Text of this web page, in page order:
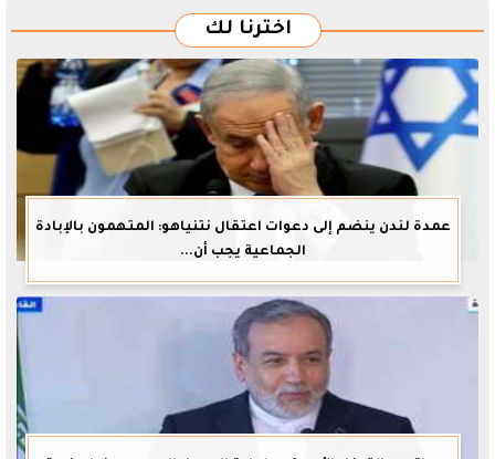
اخترنا لك
عمدة لندن ينضم إلى دعوات اعتقال نتنياهو: المتهمون بالإبادة
الجماعية يجب أن...